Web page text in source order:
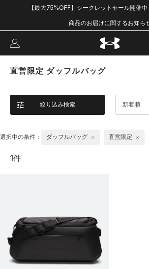
【最大75%OFF】シークレットセール開催
商品のお届けに関するお知ら
直営限定 ダッフルバッグ
絞り込み検索 新着順
選択中の条件： ダッフルバッグ 直営限定
1件